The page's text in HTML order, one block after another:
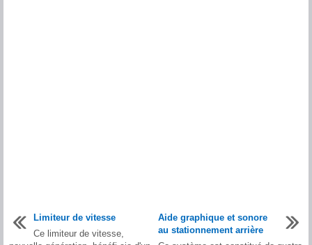
Limiteur de vitesse
Ce limiteur de vitesse,
Aide graphique et sonore
au stationnement arrière